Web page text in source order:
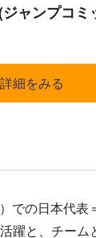
ャンプコミ
細をみる
での日本代表
躍と、チー